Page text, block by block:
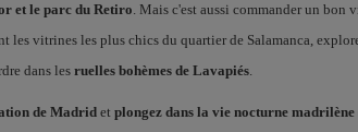
et le parc du Retiro. Mais c'est aussi commander un bon
les vitrines les plus chics du quartier de Salamanca,
dans les ruelles bohèmes de Lavapiés.
de Madridet plongez dans la vie nocturne madrilène